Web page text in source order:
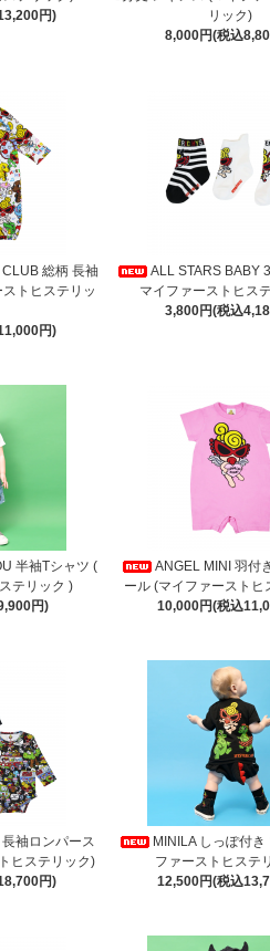
円)
リック)
8,000円(税込
総柄 長袖
トヒステリッ
円)
ALL STARS BABY
マイファーストヒス
3,800円(税込
半袖Tシャツ (
テリック )
円)
ANGEL MINI 羽付
ール (マイファーストヒ
10,000円(税込
袖ロンパース
ヒステリック)
円)
MINILA しっぽ付き
ファーストヒステ
12,500円(税込